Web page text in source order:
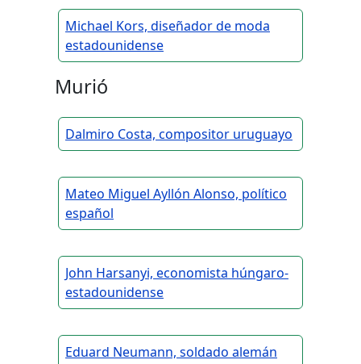
Michael Kors, diseñador de moda
estadounidense
Murió
Dalmiro Costa, compositor uruguayo
Mateo Miguel Ayllón Alonso, político
español
John Harsanyi, economista húngaro-
estadounidense
Eduard Neumann, soldado alemán